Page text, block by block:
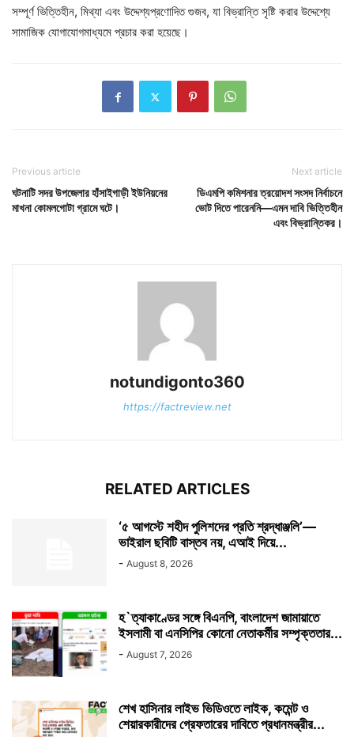
সম্পূর্ণ ভিত্তিহীন, মিথ্যা এবং উদ্দেশ্যপ্রণোদিত গুজব, যা বিভ্রান্তি সৃষ্টি করার উদ্দেশ্যে
সামাজিক যোগাযোগমাধ্যমে প্রচার করা হয়েছে।
Previous article
ঘটনাটি সদর উপজেলার হাঁসাইগাড়ী ইউনিয়নের
মাখনা কোমলগোটা গ্রামে ঘটে।
Next article
ডিএমপি কমিশনার ত্রয়োদশ সংসদ নির্বাচনে
ভোট দিতে পারেননি—এমন দাবি ভিত্তিহীন
এবং বিভ্রান্তিকর।
notundigonto360
https://factreview.net
RELATED ARTICLES
‘৫ আগস্টে শহীদ পুলিশদের প্রতি শ্রদ্ধাঞ্জলি’—
ভাইরাল ছবিটি বাস্তব নয়, এআই দিয়ে...
- August 8, 2026
হ`ত্যাকাণ্ডের সঙ্গে বিএনপি, বাংলাদেশ জামায়াতে
ইসলামী বা এনসিপির কোনো নেতাকর্মীর সম্পৃক্ততার...
- August 7, 2026
শেখ হাসিনার লাইভ ভিডিওতে লাইক, কমেন্ট ও
শেয়ারকারীদের গ্রেফতারের দাবিতে প্রধানমন্ত্রীর...